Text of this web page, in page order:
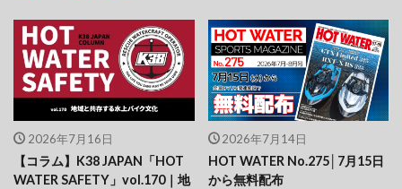
2026年7月16日
【コラム】K38 JAPAN「HOT
WATER SAFETY」vol.170｜地
2026年7月14日
HOT WATER No.275│7月15日
から無料配布